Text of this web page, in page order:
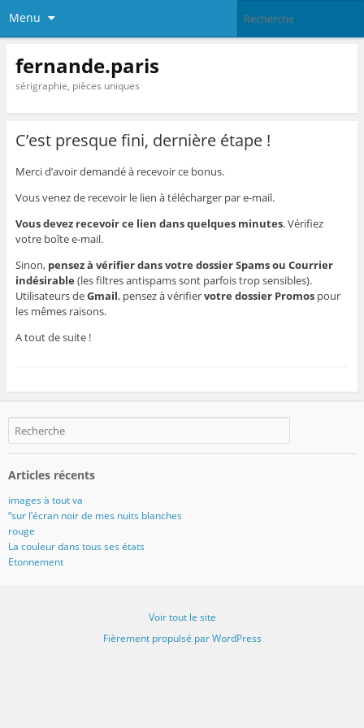
Menu
fernande.paris
sérigraphie, pièces uniques
C’est presque fini, dernière étape !
Merci d’avoir demandé à recevoir ce bonus.
Vous venez de recevoir le lien à télécharger par e-mail.
Vous devez recevoir ce lien dans quelques minutes. Vérifiez
votre boîte e-mail.
Sinon, pensez à vérifier dans votre dossier Spams ou Courrier
indésirable (les filtres antispams sont parfois trop sensibles).
Utilisateurs deGmail, pensez à vérifiervotre dossier Promospour
les mêmes raisons.
A tout de suite !
Articles récents
images à tout va
“sur l’écran noir de mes nuits blanches
rouge
La couleur dans tous ses états
Etonnement
Voir tout le site
Fièrement propulsé par WordPress